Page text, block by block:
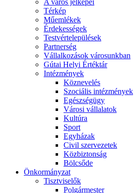
A város jelképei
Térkép
Műemlékek
Érdekességek
Testvértelepülések
Partnerség
Vállalkozások városunkban
Gútai Helyi Értéktár
Intézmények
Köznevelés
Szociális intézmények
Egészségügy
Városi vállalatok
Kultúra
Sport
Egyházak
Civil szervezetek
Közbiztonság
Bölcsőde
Önkormányzat
Tisztviselők
Polgármester